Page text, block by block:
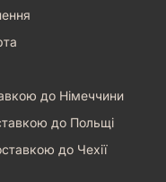
до Німеччини
до Польщі
до Чехії